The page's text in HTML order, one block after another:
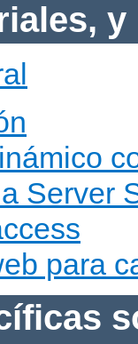
y
Server
para